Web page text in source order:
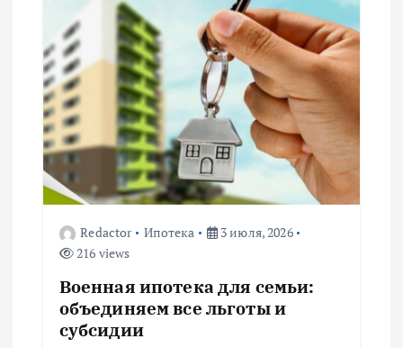
и
я
п
о
Redactor Ипотека
3 июля, 2026
216 views
Военная ипотека для семьи:
объединяем все льготы и
субсидии